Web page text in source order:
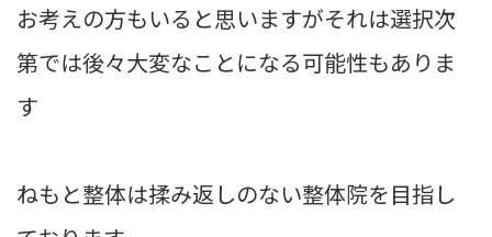
お考えの方もいると思いますがそれは選択次
第では後々大変なことになる可能性もありま
す
ねもと整体は揉み返しのない整体院を目指し